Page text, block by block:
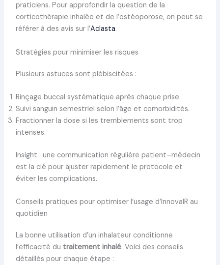
praticiens. Pour approfondir la question de la
corticothérapie inhalée et de l’ostéoporose, on peut se
référer à des avis sur l’Aclasta.
Stratégies pour minimiser les risques
Plusieurs astuces sont plébiscitées :
Rinçage buccal systématique après chaque prise.
Suivi sanguin semestriel selon l’âge et comorbidités.
Fractionner la dose si les tremblements sont trop
intenses.
Insight : une communication régulière patient–médecin
est la clé pour ajuster rapidement le protocole et
éviter les complications.
Conseils pratiques pour optimiser l’usage d’InnovaIR au
quotidien
La bonne utilisation d’un inhalateur conditionne
l’efficacité du traitement inhalé. Voici des conseils
détaillés pour chaque étape :